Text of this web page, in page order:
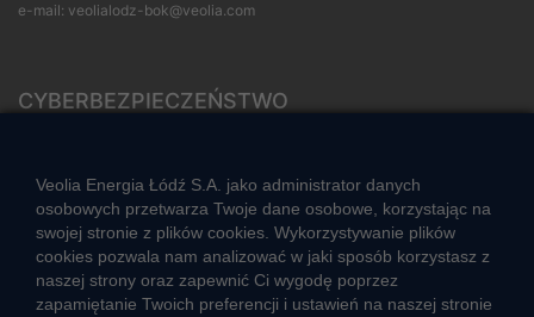
e-mail: veolialodz-bok@veolia.com
CYBERBEZPIECZEŃSTWO
CIEPŁO SYSTEMOWE
Zalety ciepła systemowego
Veolia Energia Łódź S.A. jako administrator danych
osobowych przetwarza Twoje dane osobowe, korzystając na
swojej stronie z plików cookies. Wykorzystywanie plików
cookies pozwala nam analizować w jaki sposób korzystasz z
naszej strony oraz zapewnić Ci wygodę poprzez
zapamiętanie Twoich preferencji i ustawień na naszej stronie